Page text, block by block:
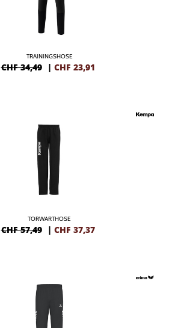
TRAININGSHOSE
CHF 34,49 | CHF 23,91
TORWARTHOSE
CHF 57,49 | CHF 37,37